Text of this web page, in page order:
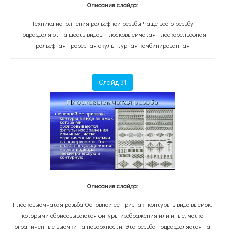
Описание слайда:
Техника исполнения рельефной резьбы Чаще всего резьбу
подразделяют на шесть видов: плосковыемчатая плоскорельефная
рельефная прорезная скульптурная комбинированная
Слайд 31
Описание слайда:
Плосковыемчатая резьба Основной ее признак- контуры в виде выемок,
которыми обрисовываются фигуры изображения или иные, четко
ограниченные выемки на поверхности. Эта резьба подразделяется на